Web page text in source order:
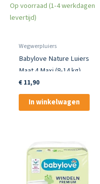
Op voorraad (1-4 werkdagen
levertijd)
Wegwerpluiers
Babylove Nature Luiers
Maat 4 Maxi (8-14 kg)
€11,90
In winkelwagen